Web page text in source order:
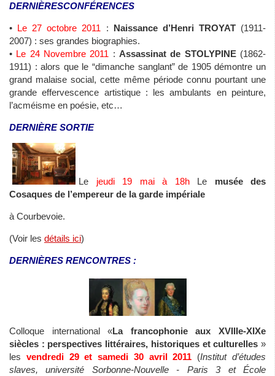
DERNIÈRESCONFÉRENCES
• Le 27 octobre 2011 : Naissance d’Henri TROYAT(1911-
2007) : ses grandes biographies.
• Le 24 Novembre 2011 :Assassinat de STOLYPINE(1862-
1911) : alors que le “dimanche sanglant” de 1905 démontre un
grand malaise social, cette même période connu pourtant une
grande effervescence artistique : les ambulants en peinture,
l’acméisme en poésie, etc…
DERNIÈRE SORTIE
Le jeudi 19 mai à 18hLe musée des
Cosaques de l’empereur de la garde impériale
à Courbevoie.
(Voir les détails ici)
DERNIÈRES RENCONTRES :
Colloque international «La francophonie aux XVIIIe-XIXe
siècles : perspectives littéraires, historiques et culturelles »
les vendredi 29 et samedi 30 avril 2011 (Institut d’études
slaves, université Sorbonne-Nouvelle - Paris 3 et École